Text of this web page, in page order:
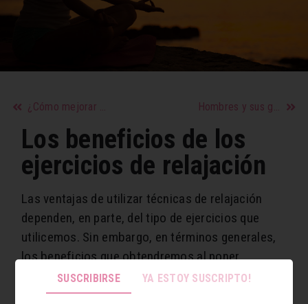
¿Cómo mejorar el sexo? Hombres y sus gustos en la cama según la edad
Los beneficios de los
ejercicios de relajación
Las ventajas de utilizar técnicas de relajación
dependen, en parte, del tipo de ejercicios que
utilicemos. Sin embargo, en términos generales,
los beneficios que obtendremos al poner
técnicas de relajación en nuestras vidas son los
siguientes:
SUSCRIBIRSE YA ESTOY SUSCRIPTO!